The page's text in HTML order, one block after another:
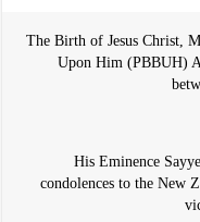
The Birth of Jesus Christ,
Upon Him (PBBUH)
His Eminence
condolences to the New